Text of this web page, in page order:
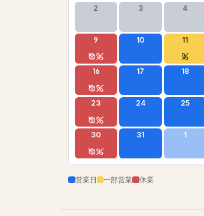
2 3 4
9 10 11
16 17 18
23 24 25
30 31 1
営業日 一部営業 休業